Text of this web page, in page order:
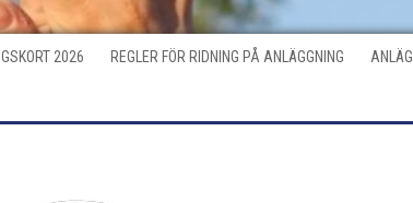
2026 REGLER FÖR RIDNING PÅ ANLÄGGNING